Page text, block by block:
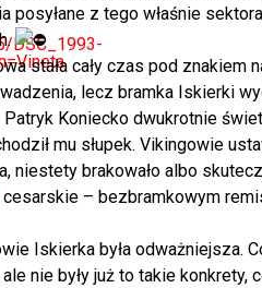
DSC_1993-
posyłane z tego właśnie
stała cały czas pod
lecz bramka Iskierki
Koniecko dwukrotnie
mu słupek. Vikingowie
niestety brakowało albo
– bezbramkowym
Iskierka była odważniejsza.
nie były już to takie